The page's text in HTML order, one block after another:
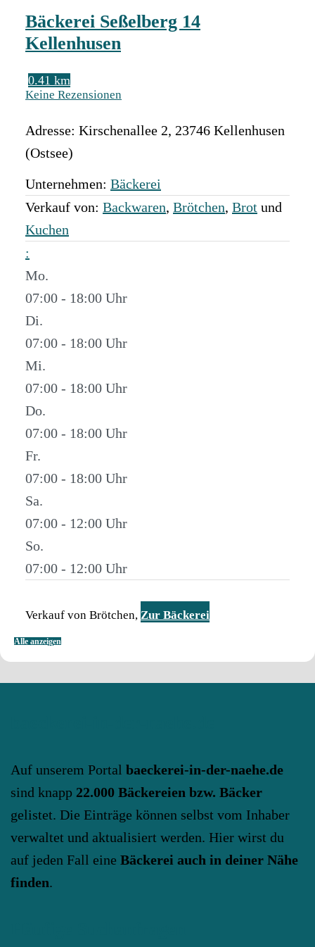
Bäckerei Seßelberg 14
Kellenhusen
0.41 km
Keine Rezensionen
Adresse: Kirschenallee 2, 23746 Kellenhusen
(Ostsee)
Unternehmen: Bäckerei
Verkauf von: Backwaren, Brötchen, Brot und
Kuchen
:
Mo.
07:00 - 18:00
Di.
07:00 - 18:00
Mi.
07:00 - 18:00
Do.
07:00 - 18:00
Fr.
07:00 - 18:00
Sa.
07:00 - 12:00
So.
07:00 - 12:00
Verkauf von Brötchen, Zur Bäckerei
Alle anzeigen
Auf unserem Portal baeckerei-in-der-naehe.de
sind knapp 22.000 Bäckereien bzw. Bäcker
gelistet. Die Einträge können selbst vom Inhaber
verwaltet und aktualisiert werden. Hier wirst du
auf jeden Fall eine Bäckerei auch in deiner Nähe
finden.